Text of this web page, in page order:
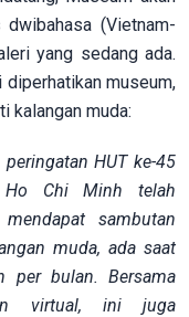
(Vietnam-
yang sedang ada.
diperhatikan museum,
kalangan muda:
HUT ke-45
Ho Chi Minh telah
sambutan
muda, ada saat
per bulan. Bersama
virtual, ini juga